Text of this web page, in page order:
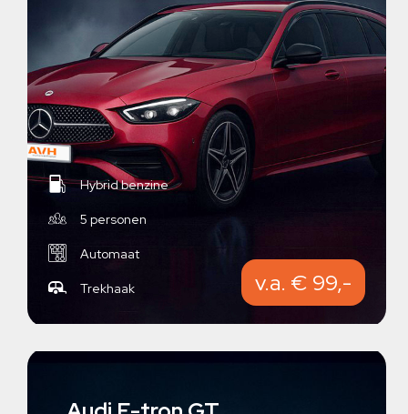
Hybrid benzine
5 personen
Automaat
Trekhaak v.a. € 99,-